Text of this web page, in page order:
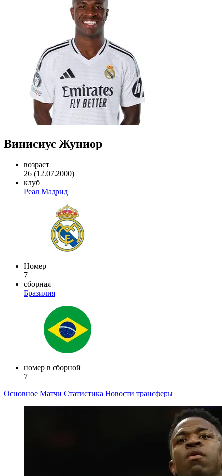
Винисиус Жуниор
возраст
26 (12.07.2000)
клуб
Реал Мадрид
Номер
7
сборная
Бразилия
номер в сборной
7
Основное Матчи Статистика Новости трансферы